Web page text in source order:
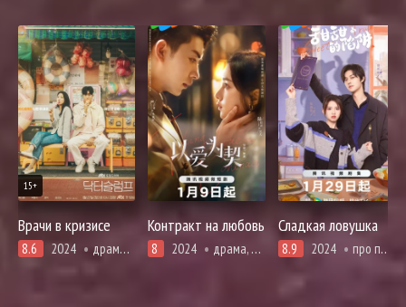
15+
Врачи в кризисе
8.6 2024 драма, про врачей и медицину, комедия, мелодрама, романтика
Контракт на любовь
8 2024 драма, романтика
Сладкая ловушка
8.9 2024 про поваров и еду (кулинария), романтика